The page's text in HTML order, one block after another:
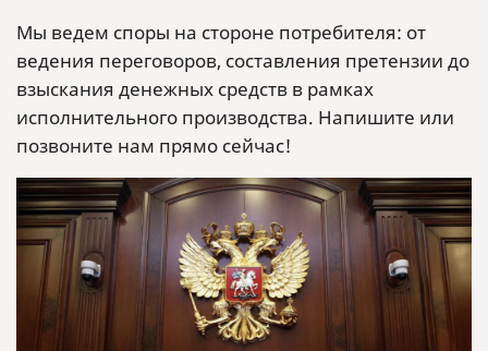
Мы ведем споры на стороне потребителя: от
ведения переговоров, составления претензии до
взыскания денежных средств в рамках
исполнительного производства. Напишите или
позвоните нам прямо сейчас!